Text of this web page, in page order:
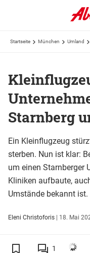
Startseite München Umland
Starnberg
Ein Kleinflugzeug
sterben. Nun ist klar:
um einen Starnberger
Kliniken aufbaute,
Umstände bekannt ist.
Eleni Christoforis | 18. Mai
1